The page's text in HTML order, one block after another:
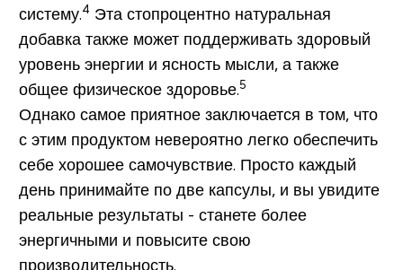
систему.4 Эта стопроцентно натуральная
добавка также может поддерживать здоровый
уровень энергии и ясность мысли, а также
общее физическое здоровье.5
Однако самое приятное заключается в том, что
с этим продуктом невероятно легко обеспечить
себе хорошее самочувствие. Просто каждый
день принимайте по две капсулы, и вы увидите
реальные результаты - станете более
энергичными и повысите свою
производительность.